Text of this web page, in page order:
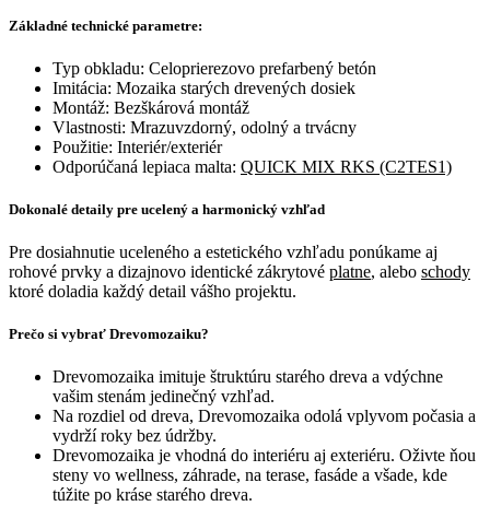
Základné technické parametre:
Typ obkladu: Celoprierezovo prefarbený betón
Imitácia: Mozaika starých drevených dosiek
Montáž: Bezškárová montáž
Vlastnosti: Mrazuvzdorný, odolný a trvácny
Použitie: Interiér/exteriér
Odporúčaná lepiaca malta: QUICK MIX RKS (C2TES1)
Dokonalé detaily pre ucelený a harmonický vzhľad
Pre dosiahnutie uceleného a estetického vzhľadu ponúkame aj
rohové prvky a dizajnovo identické zákrytové platne, alebo schody
ktoré doladia každý detail vášho projektu.
Prečo si vybrať Drevomozaiku?
Drevomozaika imituje štruktúru starého dreva a vdýchne
vašim stenám jedinečný vzhľad.
Na rozdiel od dreva, Drevomozaika odolá vplyvom počasia a
vydrží roky bez údržby.
Drevomozaika je vhodná do interiéru aj exteriéru. Oživte ňou
steny vo wellness, záhrade, na terase, fasáde a všade, kde
túžite po kráse starého dreva.